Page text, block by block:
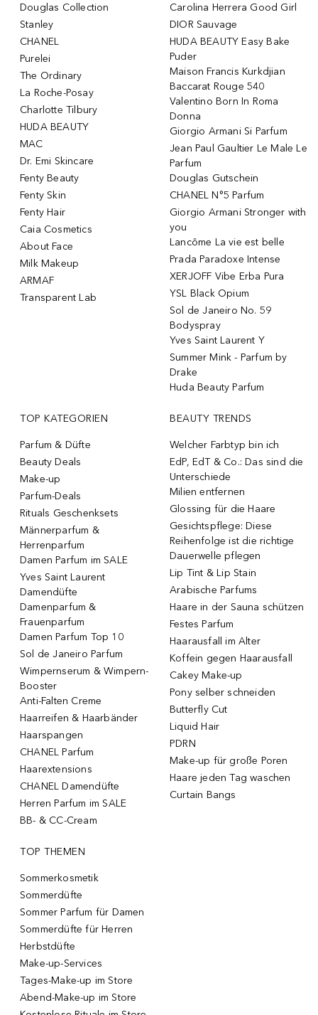
Douglas Collection
Stanley
CHANEL
Purelei
The Ordinary
La Roche-Posay
Charlotte Tilbury
HUDA BEAUTY
MAC
Dr. Emi Skincare
Fenty Beauty
Fenty Skin
Fenty Hair
Caia Cosmetics
About Face
Milk Makeup
ARMAF
Transparent Lab
Carolina Herrera Good Girl
DIOR Sauvage
HUDA BEAUTY Easy Bake
Puder
Maison Francis Kurkdjian
Baccarat Rouge 540
Valentino Born In Roma
Donna
Giorgio Armani Si Parfum
Jean Paul Gaultier Le Male Le
Parfum
Douglas Gutschein
CHANEL N°5 Parfum
Giorgio Armani Stronger with
you
Lancôme La vie est belle
Prada Paradoxe Intense
XERJOFF Vibe Erba Pura
YSL Black Opium
Sol de Janeiro No. 59
Bodyspray
Yves Saint Laurent Y
Summer Mink - Parfum by
Drake
Huda Beauty Parfum
TOP KATEGORIEN
Parfum & Düfte
Beauty Deals
Make-up
Parfum-Deals
Rituals Geschenksets
Männerparfum &
Herrenparfum
Damen Parfum im SALE
Yves Saint Laurent
Damendüfte
Damenparfum &
Frauenparfum
Damen Parfum Top 10
Sol de Janeiro Parfum
Wimpernserum & Wimpern-
Booster
Anti-Falten Creme
Haarreifen & Haarbänder
Haarspangen
CHANEL Parfum
Haarextensions
CHANEL Damendüfte
Herren Parfum im SALE
BB- & CC-Cream
BEAUTY TRENDS
Welcher Farbtyp bin ich
EdP, EdT & Co.: Das sind die
Unterschiede
Milien entfernen
Glossing für die Haare
Gesichtspflege: Diese
Reihenfolge ist die richtige
Dauerwelle pflegen
Lip Tint & Lip Stain
Arabische Parfums
Haare in der Sauna schützen
Festes Parfum
Haarausfall im Alter
Koffein gegen Haarausfall
Cakey Make-up
Pony selber schneiden
Butterfly Cut
Liquid Hair
PDRN
Make-up für große Poren
Haare jeden Tag waschen
Curtain Bangs
TOP THEMEN
Sommerkosmetik
Sommerdüfte
Sommer Parfum für Damen
Sommerdüfte für Herren
Herbstdüfte
Make-up-Services
Tages-Make-up im Store
Abend-Make-up im Store